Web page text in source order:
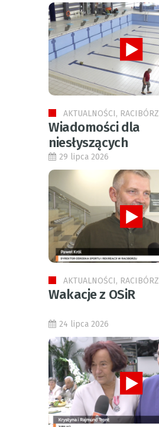
AKTUALNOŚCI, RACIBÓRZ
Wiadomości dla
niesłyszących
29 lipca 2026
AKTUALNOŚCI, RACIBÓRZ
Wakacje z OSiR
24 lipca 2026